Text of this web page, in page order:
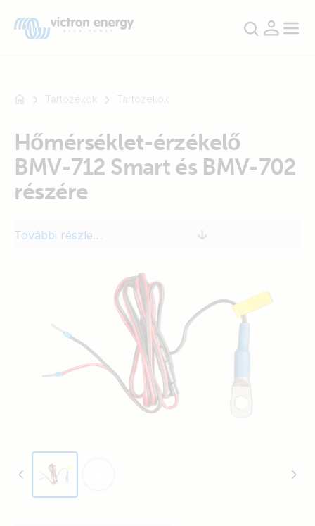
Például
SmartSolar
Multiplus-
Tartozékok Tartozékok
Hőmérséklet-érzékelő
BMV-712 Smart és BMV-702
részére
További részletek